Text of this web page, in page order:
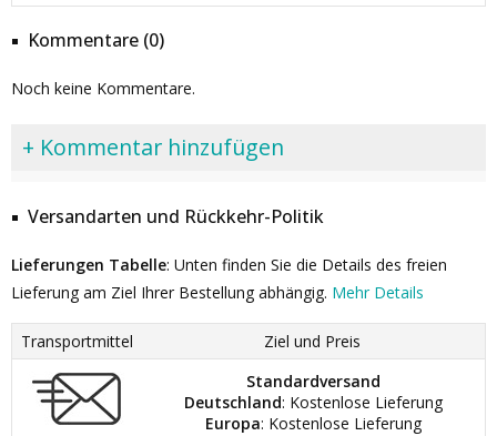
Kommentare (0)
Noch keine Kommentare.
+ Kommentar hinzufügen
Versandarten und Rückkehr-Politik
Lieferungen Tabelle: Unten finden Sie die Details des freien
Lieferung am Ziel Ihrer Bestellung abhängig. Mehr Details
Transportmittel
Ziel und Preis
Standardversand
Deutschland: Kostenlose Lieferung
Europa: Kostenlose Lieferung